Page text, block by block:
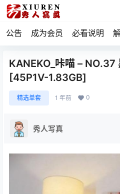
公告 成为会员 必看说明
KANEKO_咔喵 – NO.37
[45P1V-1.83GB]
精选单套 1 年前 0
秀人写真